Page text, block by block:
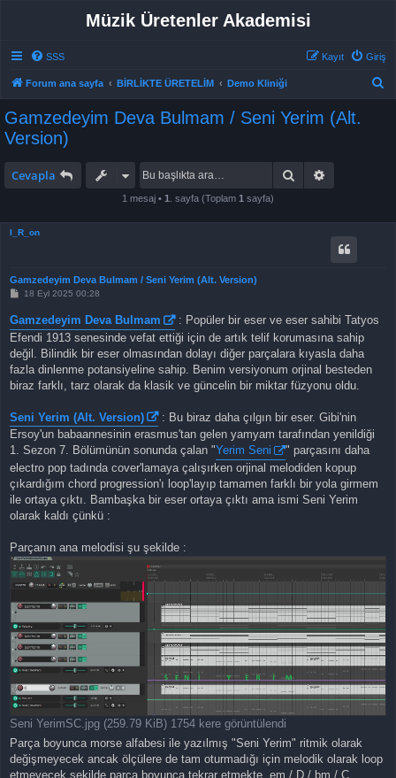
Müzik Üretenler Akademisi
SSS Giriş
Kayıt
Forum ana sayfa BİRLİKTE ÜRETELİM Demo Kliniği
Gamzedeyim Deva Bulmam / Seni Yerim (Alt.
Version)
Cevapla Ara
1 mesaj • 1 . sayfa (Toplam 1 sayfa)
I_R_on
Gamzedeyim Deva Bulmam / Seni Yerim (Alt. Version)
M
a
j
18 Eyl 2025 00:28
Gamzedeyim Deva Bulmam
: Popüler bir eser ve eser sahibi Tatyos
Efendi 1913 senesinde vefat ettiği için de artık telif korumasına sahip
değil. Bilindik bir eser olmasından dolayı diğer parçalara kıyasla daha
fazla dinlenme potansiyeline sahip. Benim versiyonum orjinal besteden
biraz farklı, tarz olarak da klasik ve güncelin bir miktar füzyonu oldu.
Seni Yerim (Alt. Version)
: Bu biraz daha çılgın bir eser. Gibi'nin
Ersoy'un babaannesinin erasmus'tan gelen yamyam tarafından yenildiği
1. Sezon 7. Bölümünün sonunda çalan "Yerim Seni
" parçasını daha
electro pop tadında cover'lamaya çalışırken orjinal melodiden kopup
çıkardığım chord progression'ı loop'layıp tamamen farklı bir yola girmem
ile ortaya çıktı. Bambaşka bir eser ortaya çıktı ama ismi Seni Yerim
olarak kaldı çünkü :
Parçanın ana melodisi şu şekilde :
Seni YerimSC.jpg (259.79 KiB) 1754 kere görüntülendi
Parça boyunca morse alfabesi ile yazılmış "Seni Yerim" ritmik olarak
değişmeyecek ancak ölçülere de tam oturmadığı için melodik olarak loop
etmeyecek şekilde parça boyunca tekrar etmekte. em / D / bm / C